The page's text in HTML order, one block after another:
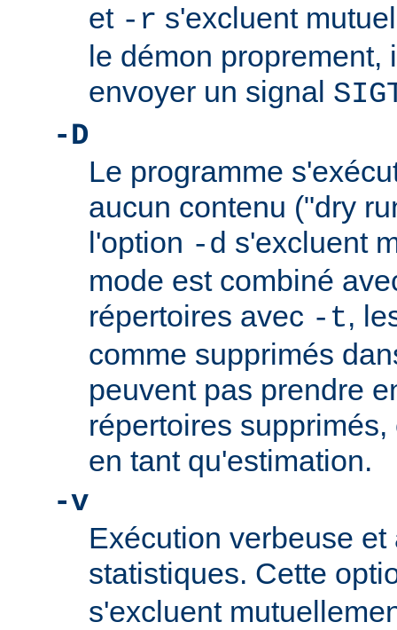
et -r s'excluent
le démon proprement,
envoyer un signal
-D
Le programme
aucun contenu ("dry
l'option -d s'excluent
mode est combiné
répertoires avec -t,
comme supprimés
peuvent pas prendre
répertoires
en tant qu'estimation.
-v
Exécution verbeuse et
statistiques. Cette
s'excluent